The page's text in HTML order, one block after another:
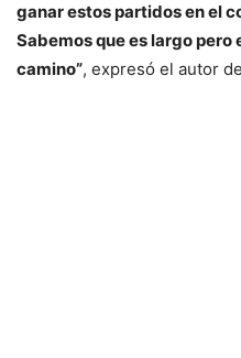
ganar estos partidos en el
Sabemos que es largo
camino”, expresó el autor